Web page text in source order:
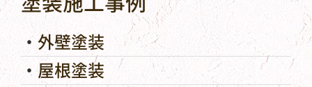
外壁塗装
屋根塗装